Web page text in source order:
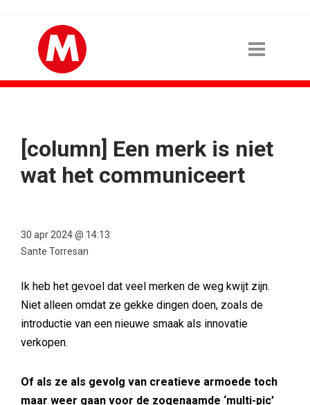
[column] Een merk is niet
wat het communiceert
30 apr 2024 @ 14:13
Sante Torresan
Ik heb het gevoel dat veel merken de weg kwijt zijn.
Niet alleen omdat ze gekke dingen doen, zoals de
introductie van een nieuwe smaak als innovatie
verkopen.
Of als ze als gevolg van creatieve armoede toch
maar weer gaan voor de zogenaamde ‘multi-pic’